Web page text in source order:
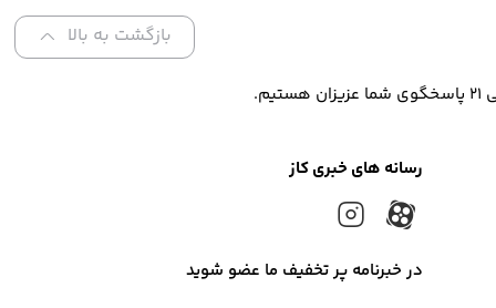
خشک‌شدن سریع
بازگشت به بالا
رسانه های خبری کاز
در خبرنامه پر تخفیف ما عضو شوید